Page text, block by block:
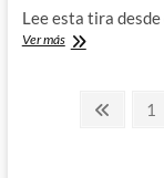
Lee esta tira
Ver másContinúan
Paginación
Página1